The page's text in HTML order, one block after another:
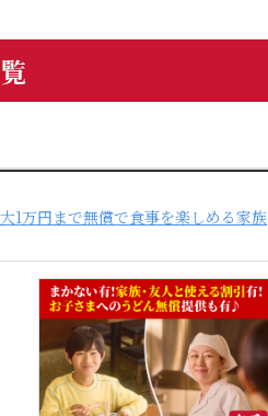
万円まで無償で食事を楽しめる家族